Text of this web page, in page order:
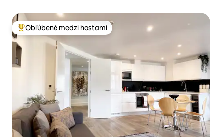
Najobľúbenejšie medzi hosťami
Obľúbené medzi hosťami